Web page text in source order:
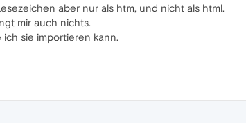
aber nur als htm, und nicht als html.
mir auch nichts.
ich sie importieren kann.